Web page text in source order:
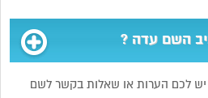
השם עדה ?
לכם הערות או שאלות בקשר לשם